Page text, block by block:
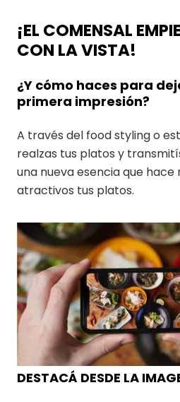
¡EL COMENSAL
CON LA VISTA!
¿Y cómo haces para
primera impresión?
A través del food styling o
realzas tus platos y
una nueva esencia que hace
atractivos tus platos.
DESTACÁ DESDE LA